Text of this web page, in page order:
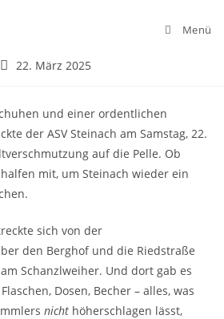
Menü
22. März 2025
und einer ordentlichen
der ASV Steinach am Samstag, 22.
auf die Pelle. Ob
mit, um Steinach wieder ein
sich von der
den Berghof und die Riedstraße
Schanzlweiher. Und dort gab es
Dosen, Becher – alles, was
nicht höherschlagen lässt,